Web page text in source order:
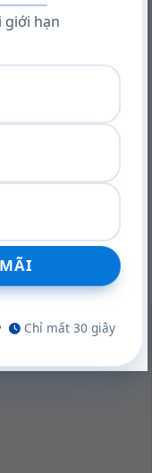
giới hạn
Chỉ mất 30 giây
mạnh mẽ, nhỏ gọn,